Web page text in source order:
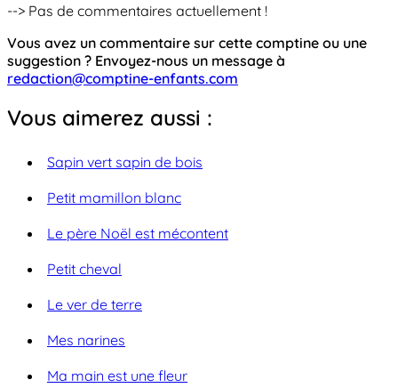
--> Pas de commentaires actuellement !
Vous avez un commentaire sur cette comptine ou une
suggestion ? Envoyez-nous un message à
redaction@comptine-enfants.com
Vous aimerez aussi :
Sapin vert sapin de bois
Petit mamillon blanc
Le père Noël est mécontent
Petit cheval
Le ver de terre
Mes narines
Ma main est une fleur